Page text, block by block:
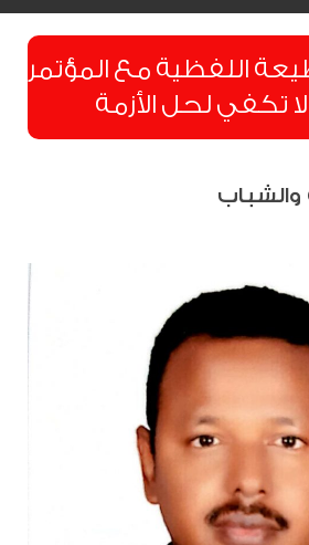
اللفظية مع المؤتمر
تكفي لحل الأزمة
والشباب